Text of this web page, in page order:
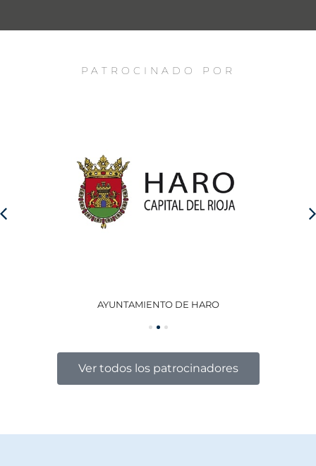
PATROCINADO POR
AYUNTAMIENTO DE HARO
Ver todos los patrocinadores